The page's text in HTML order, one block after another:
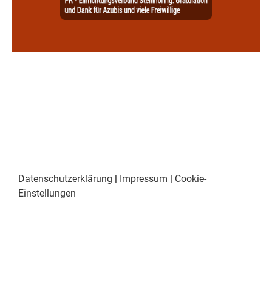
Datenschutzerklärung | Impressum | Cookie-
Einstellungen